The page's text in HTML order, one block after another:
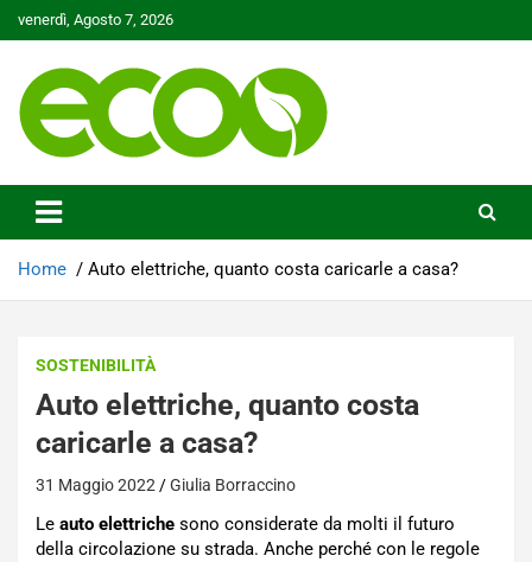
to
venerdì, Agosto 7, 2026
Ecoo.it
Home Auto elettriche, quanto costa caricarle a casa?
SOSTENIBILITÀ
Auto elettriche, quanto costa
caricarle a casa?
31 Maggio 2022 Giulia Borraccino
Le auto elettriche sono considerate da molti il futuro
della circolazione su strada. Anche perché con le regole